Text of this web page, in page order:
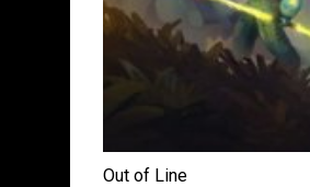
Out of Line